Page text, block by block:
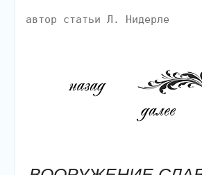
автор статьи Л. Нидерле